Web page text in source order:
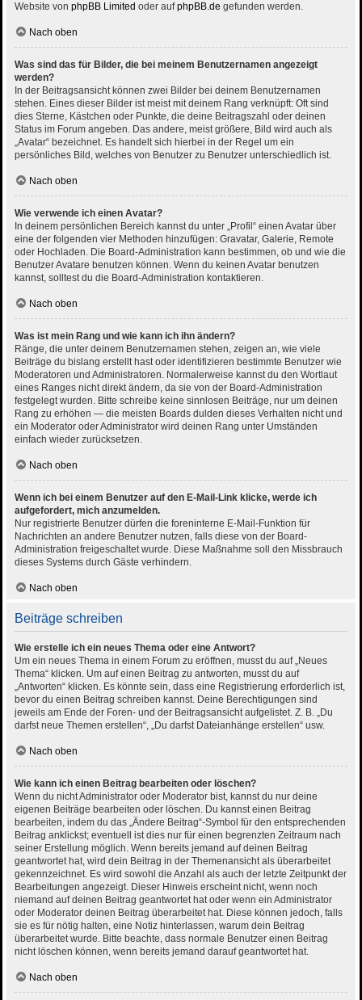
Website von phpBB Limited oder aufphpBB.de gefunden werden.
Nach oben
Was sind das für Bilder, die bei meinem Benutzernamen angezeigt
werden?
In der Beitragsansicht können zwei Bilder bei deinem Benutzernamen
stehen. Eines dieser Bilder ist meist mit deinem Rang verknüpft: Oft sind
dies Sterne, Kästchen oder Punkte, die deine Beitragszahl oder deinen
Status im Forum angeben. Das andere, meist größere, Bild wird auch als
„Avatar“ bezeichnet. Es handelt sich hierbei in der Regel um ein
persönliches Bild, welches von Benutzer zu Benutzer unterschiedlich ist.
Nach oben
Wie verwende ich einen Avatar?
In deinem persönlichen Bereich kannst du unter „Profil“ einen Avatar über
eine der folgenden vier Methoden hinzufügen: Gravatar, Galerie, Remote
oder Hochladen. Die Board-Administration kann bestimmen, ob und wie die
Benutzer Avatare benutzen können. Wenn du keinen Avatar benutzen
kannst, solltest du die Board-Administration kontaktieren.
Nach oben
Was ist mein Rang und wie kann ich ihn ändern?
Ränge, die unter deinem Benutzernamen stehen, zeigen an, wie viele
Beiträge du bislang erstellt hast oder identifizieren bestimmte Benutzer wie
Moderatoren und Administratoren. Normalerweise kannst du den Wortlaut
eines Ranges nicht direkt ändern, da sie von der Board-Administration
festgelegt wurden. Bitte schreibe keine sinnlosen Beiträge, nur um deinen
Rang zu erhöhen — die meisten Boards dulden dieses Verhalten nicht und
ein Moderator oder Administrator wird deinen Rang unter Umständen
einfach wieder zurücksetzen.
Nach oben
Wenn ich bei einem Benutzer auf den E-Mail-Link klicke, werde ich
aufgefordert, mich anzumelden.
Nur registrierte Benutzer dürfen die foreninterne E-Mail-Funktion für
Nachrichten an andere Benutzer nutzen, falls diese von der Board-
Administration freigeschaltet wurde. Diese Maßnahme soll den Missbrauch
dieses Systems durch Gäste verhindern.
Nach oben
Beiträge schreiben
Wie erstelle ich ein neues Thema oder eine Antwort?
Um ein neues Thema in einem Forum zu eröffnen, musst du auf „Neues
Thema“ klicken. Um auf einen Beitrag zu antworten, musst du auf
„Antworten“ klicken. Es könnte sein, dass eine Registrierung erforderlich ist,
bevor du einen Beitrag schreiben kannst. Deine Berechtigungen sind
jeweils am Ende der Foren- und der Beitragsansicht aufgelistet. Z. B. „Du
darfst neue Themen erstellen“, „Du darfst Dateianhänge erstellen“ usw.
Nach oben
Wie kann ich einen Beitrag bearbeiten oder löschen?
Wenn du nicht Administrator oder Moderator bist, kannst du nur deine
eigenen Beiträge bearbeiten oder löschen. Du kannst einen Beitrag
bearbeiten, indem du das „Ändere Beitrag“-Symbol für den entsprechenden
Beitrag anklickst; eventuell ist dies nur für einen begrenzten Zeitraum nach
seiner Erstellung möglich. Wenn bereits jemand auf deinen Beitrag
geantwortet hat, wird dein Beitrag in der Themenansicht als überarbeitet
gekennzeichnet. Es wird sowohl die Anzahl als auch der letzte Zeitpunkt der
Bearbeitungen angezeigt. Dieser Hinweis erscheint nicht, wenn noch
niemand auf deinen Beitrag geantwortet hat oder wenn ein Administrator
oder Moderator deinen Beitrag überarbeitet hat. Diese können jedoch, falls
sie es für nötig halten, eine Notiz hinterlassen, warum dein Beitrag
überarbeitet wurde. Bitte beachte, dass normale Benutzer einen Beitrag
nicht löschen können, wenn bereits jemand darauf geantwortet hat.
Nach oben